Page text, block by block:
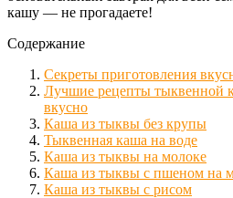
кашу — не прогадаете!
Содержание
Секреты приготовления
Лучшие рецепты тыквенной
вкусно
Каша из тыквы без крупы
Тыквенная каша на воде
Каша из тыквы на молоке
Каша из тыквы с пшеном на
Каша из тыквы с рисом